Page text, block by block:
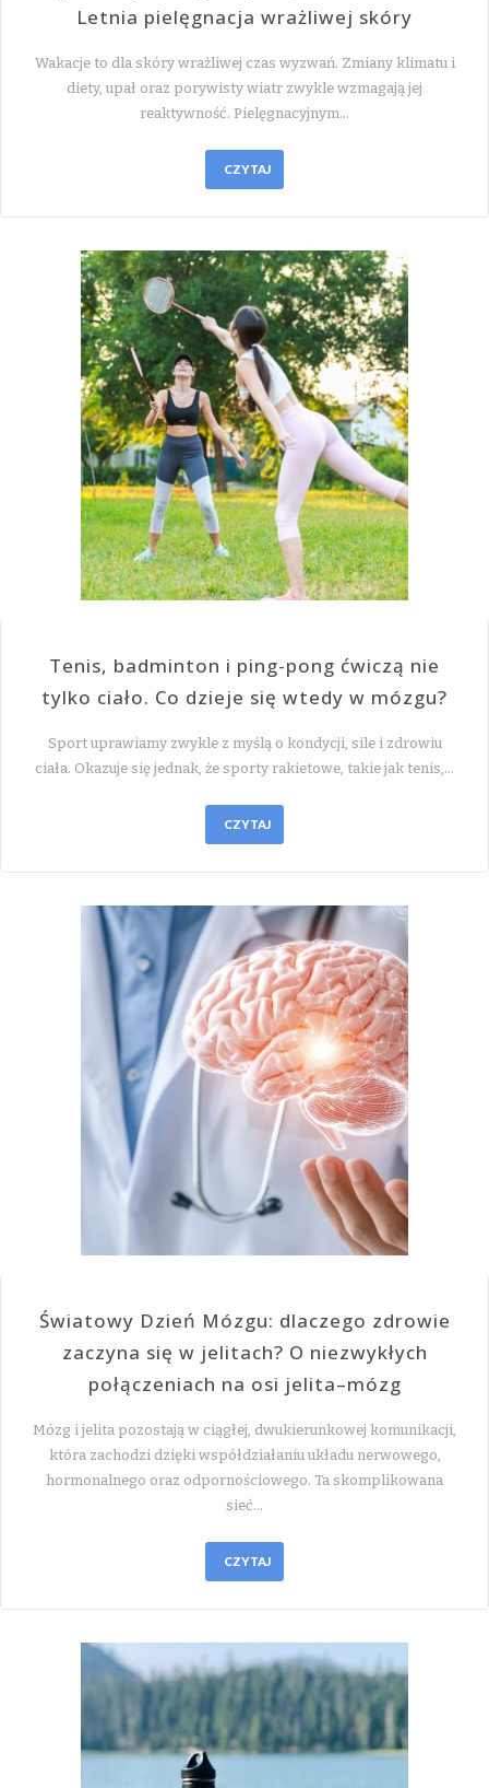
Letnia pielęgnacja wrażliwej skóry
Wakacje to dla skóry wrażliwej czas wyzwań. Zmiany klimatu i
diety, upał oraz porywisty wiatr zwykle wzmagają jej
reaktywność. Pielęgnacyjnym…
CZYTAJ
Tenis, badminton i ping-pong ćwiczą nie
tylko ciało. Co dzieje się wtedy w mózgu?
Sport uprawiamy zwykle z myślą o kondycji, sile i zdrowiu
ciała. Okazuje się jednak, że sporty rakietowe, takie jak tenis,…
CZYTAJ
Światowy Dzień Mózgu: dlaczego zdrowie
zaczyna się w jelitach? O niezwykłych
połączeniach na osi jelita–mózg
Mózg i jelita pozostają w ciągłej, dwukierunkowej komunikacji,
która zachodzi dzięki współdziałaniu układu nerwowego,
hormonalnego oraz odpornościowego. Ta skomplikowana
sieć…
CZYTAJ